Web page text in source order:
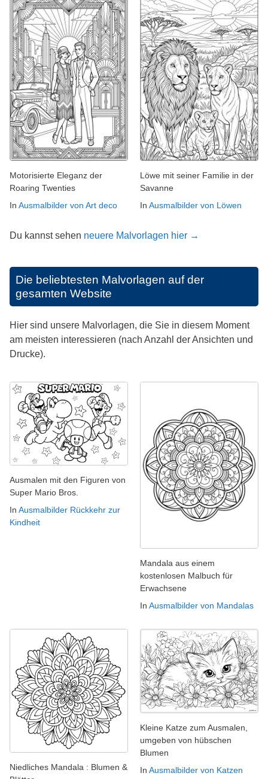
Motorisierte Eleganz der
Roaring Twenties
In Ausmalbilder von Art deco
Löwe mit seiner Familie in der
Savanne
In Ausmalbilder von Löwen
Du kannst sehen neuere Malvorlagen hier →
Die beliebtesten Malvorlagen auf der
gesamten Website
Hier sind unsere Malvorlagen, die Sie in diesem Moment
am meisten interessieren (nach Anzahl der Ansichten und
Drucke).
Ausmalen mit den Figuren von
Super Mario Bros.
In Ausmalbilder Rückkehr zur
Kindheit
Mandala aus einem
kostenlosen Malbuch für
Erwachsene
In Ausmalbilder von Mandalas
Niedliches Mandala : Blumen &
Kleine Katze zum Ausmalen,
umgeben von hübschen
Blumen
In Ausmalbilder von Katzen